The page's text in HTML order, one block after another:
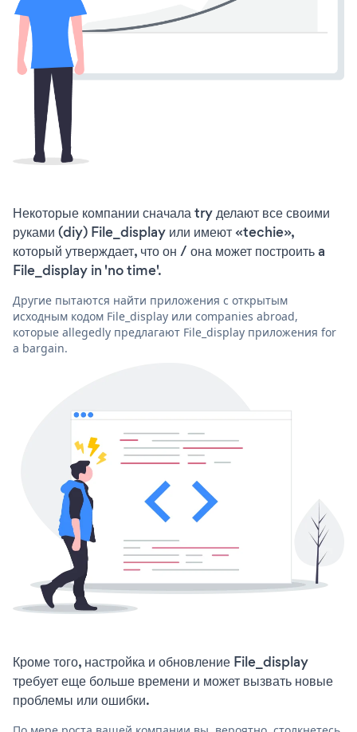
Некоторые компании сначала try делают все своими
руками (diy) File_display или имеют «techie»,
который утверждает, что он / она может построить a
File_display in 'no time'.
Другие пытаются найти приложения с открытым
исходным кодом File_display или companies abroad,
которые allegedly предлагают File_display приложения for
a bargain.
Кроме того, настройка и обновление File_display
требует еще больше времени и может вызвать новые
проблемы или ошибки.